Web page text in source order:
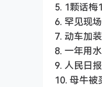
5. 1颗话梅
6. 罕见现
7. 动车加
8. 一年用
9. 人民日
10. 母牛